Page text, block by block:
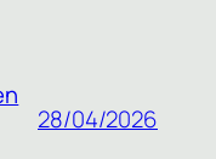
28/04/2026